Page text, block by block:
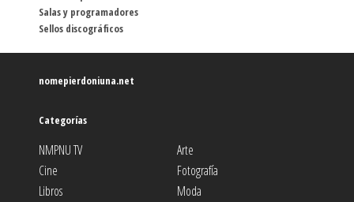
Salas y programadores
Sellos discográficos
nomepierdoniuna.net
Categorías
NMPNU TV
Arte
Cine
Fotografía
Libros
Moda